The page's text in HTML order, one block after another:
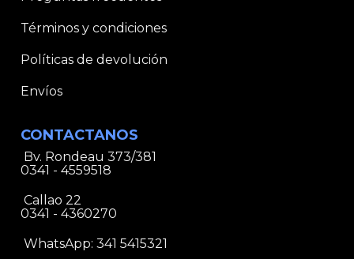
Términos y condiciones
Políticas de devolución
Envíos
CONTACTANOS
Bv. Rondeau 373/381
0341 - 4559518
Callao 22
0341 - 4360270
WhatsApp: 341 5415321